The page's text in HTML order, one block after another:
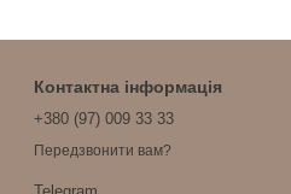
Контактна інформація
+380 (97) 009 33 33
Передзвонити вам?